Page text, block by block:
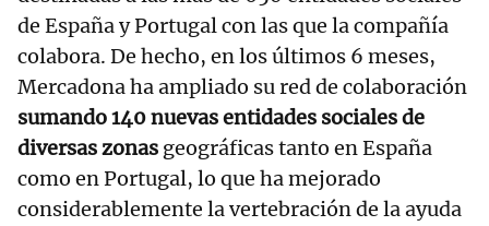
de España y Portugal con las que la compañía
colabora. De hecho, en los últimos 6 meses,
Mercadona ha ampliado su red de colaboración
sumando 140 nuevas entidades sociales de
diversas zonas geográficas tanto en España
como en Portugal, lo que ha mejorado
considerablemente la vertebración de la ayuda